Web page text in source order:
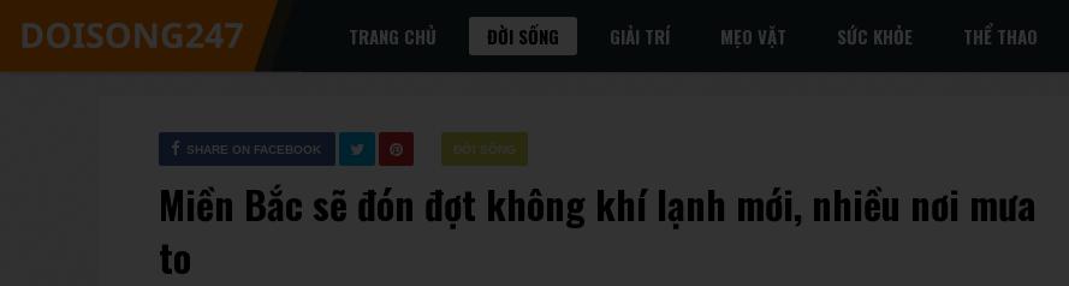
TRANG CHỦ ĐỜI SỐNG GIẢI TRÍ MẸO VẶT SỨC KHỎE THỂ THAO
ĐỜI SỐNG
SHARE ON FACEBOOK
Miền Bắc sẽ đón đợt không khí lạnh mới, nhiều nơi mưa
to